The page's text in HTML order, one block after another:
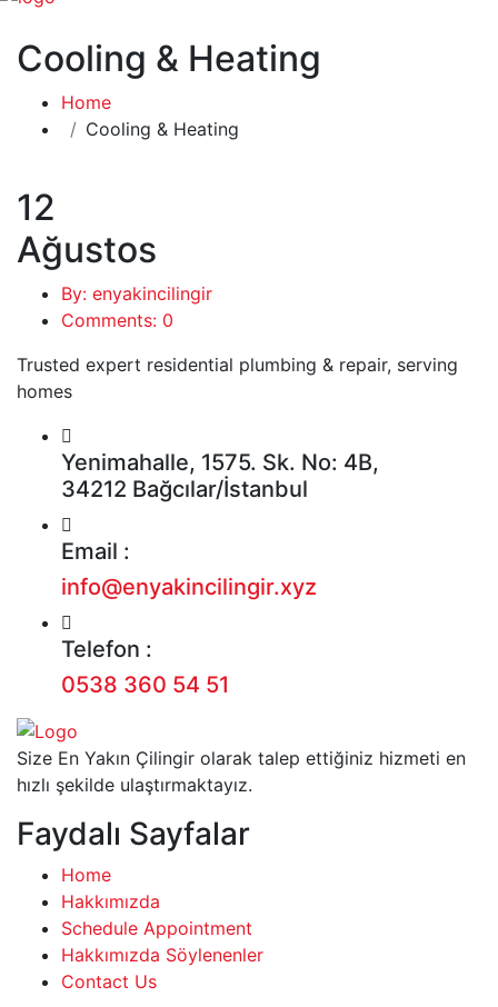
Cooling & Heating
Home
Cooling & Heating
12
Ağustos
By: enyakincilingir
Comments: 0
Trusted expert residential plumbing & repair, serving
homes
Yenimahalle, 1575. Sk. No: 4B,
34212 Bağcılar/İstanbul
Email :
info@enyakincilingir.xyz
Telefon :
0538 360 54 51
Size En Yakın Çilingir olarak talep ettiğiniz hizmeti en
hızlı şekilde ulaştırmaktayız.
Faydalı Sayfalar
Home
Hakkımızda
Schedule Appointment
Hakkımızda Söylenenler
Contact Us